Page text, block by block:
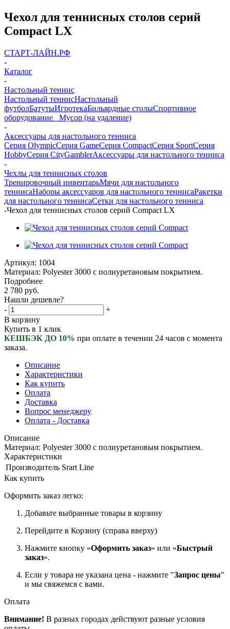
Чехол для теннисных столов серий
Compact LX
СТАРТ-ЛАЙН.РФ
-
Каталог
-
Настольный теннис
Настольный теннисНастольный
футболБатутыИгротекаБильярдные столыСпортивное
оборудование _ Мусор (на удаление)
-
Аксессуары для настольного тенниса
Серия OlympicСерия GameСерия CompactСерия SportСерия
HobbyСерия CityGamblerАксессуары для настольного тенниса
-
Чехлы для теннисных столов
Тренировочный инвентарьМячи для настольного
теннисаНаборы аксессуаров для настольного теннисаРакетки
для настольного теннисаСетки для настольного тенниса
-Чехол для теннисных столов серий Compact LX
Артикул: 1004
Материал: Polyester 3000 с полиуретановым покрытием.
Подробнее
2 780 руб.
Нашли дешевле?
-
+
В корзину
Купить в 1 клик
КЕШБЭК ДО 10% при оплате в течении 24 часов с момента
заказа.
Описание
Характеристики
Как купить
Оплата
Доставка
Вопрос менеджеру
Оплата - Доставка
Описание
Материал: Polyester 3000 с полиуретановым покрытием.
Характеристики
Производитель Srart Line
Как купить
Оформить заказ легко:
Добавьте выбранные товары в корзину
Перейдите в Корзину (справа вверху)
Нажмите кнопку «Оформить заказ» или «Быстрый
заказ».
Если у товара не указана цена - нажмите "Запрос цены"
и мы свяжемся с вами.
Оплата
Внимание! В разных городах действуют разные условия